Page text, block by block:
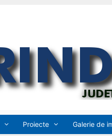
Proiecte Galerie de